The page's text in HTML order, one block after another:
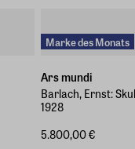
Marke des Monats
Ars mundi
Barlach, Ernst:
1928
5.800,00 €